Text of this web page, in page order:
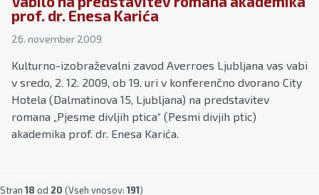
prof. dr. Enesa Karića
26. november 2009
Kulturno-izobraževalni zavod Averroes Ljubljana vas vabi
v sredo, 2. 12. 2009, ob 19. uri v konferenčno dvorano City
Hotela (Dalmatinova 15, Ljubljana) na predstavitev
romana „Pjesme divljih ptica“ (Pesmi divjih ptic)
akademika prof. dr. Enesa Karića.
Stran18 od 20 (Vseh vnosov:191)